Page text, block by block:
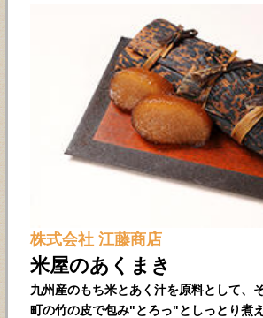
株式会社 江藤商店
米屋のあくまき
九州産のもち米とあく汁を原料として、
町の竹の皮で包み"とろっ"としっとり煮